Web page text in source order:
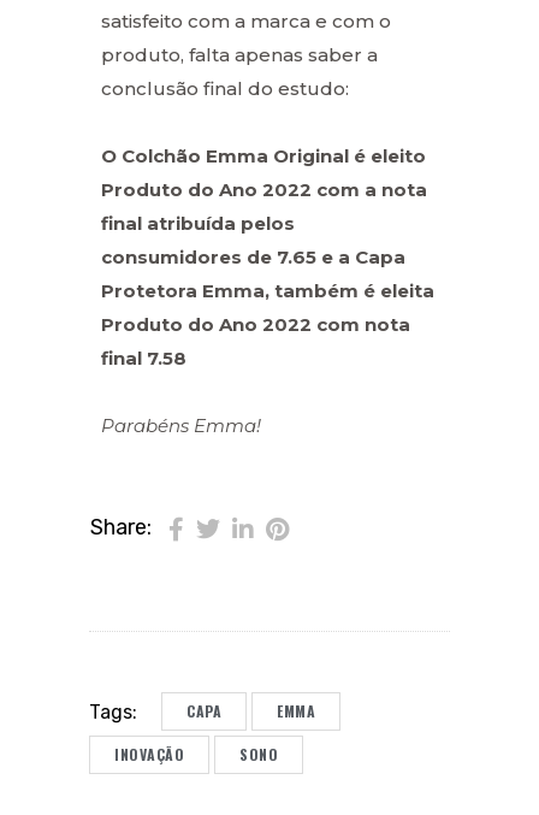
satisfeito com a marca e com o
produto, falta apenas saber a
conclusão final do estudo:
O Colchão Emma Original é eleito
Produto do Ano 2022 com a nota
final atribuída pelos
consumidores de 7.65 e a Capa
Protetora Emma, também é eleita
Produto do Ano 2022 com nota
final 7.58
Parabéns Emma!
Share:
Tags: CAPA EMMA
INOVAÇÃO SONO